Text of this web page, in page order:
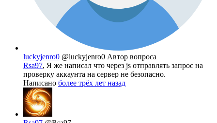
luckyjenro0 @luckyjenro0 Автор вопроса
Rsa97, Я же написал что через js отправлять запрос на
проверку аккаунта на сервер не безопасно.
Написано более трёх лет назад